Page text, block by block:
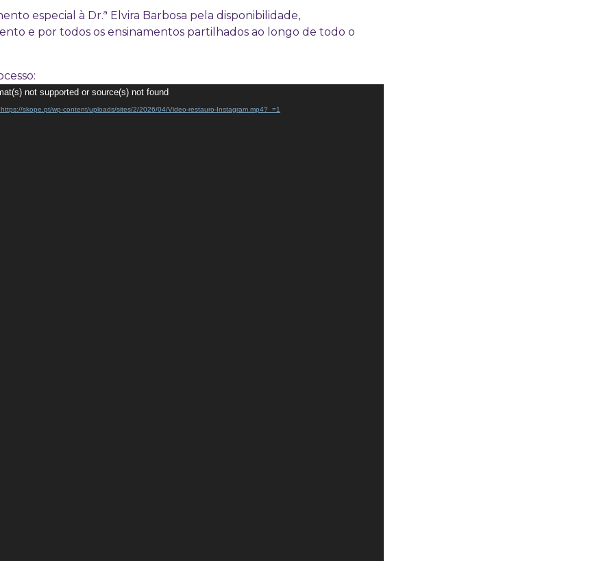
especial à Dr.ª Elvira Barbosa pela disponibilidade,
e por todos os ensinamentos partilhados ao longo de todo o
not supported or source(s) not found
skope.pt/wp-content/uploads/sites/2/2026/04/Video-restauro-Instagram.mp4?_=1